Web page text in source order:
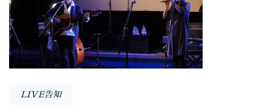
ナ
ビ
ゲ
ー
LIVE告知